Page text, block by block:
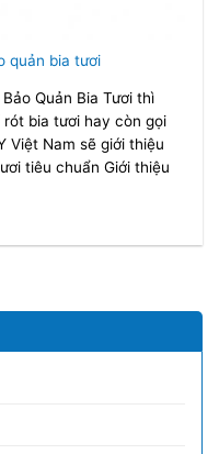
quản bia tươi
Quản Bia Tươi thì
rót bia tươi hay còn gọi
Việt Nam sẽ giới thiệu
tiêu chuẩn Giới thiệu